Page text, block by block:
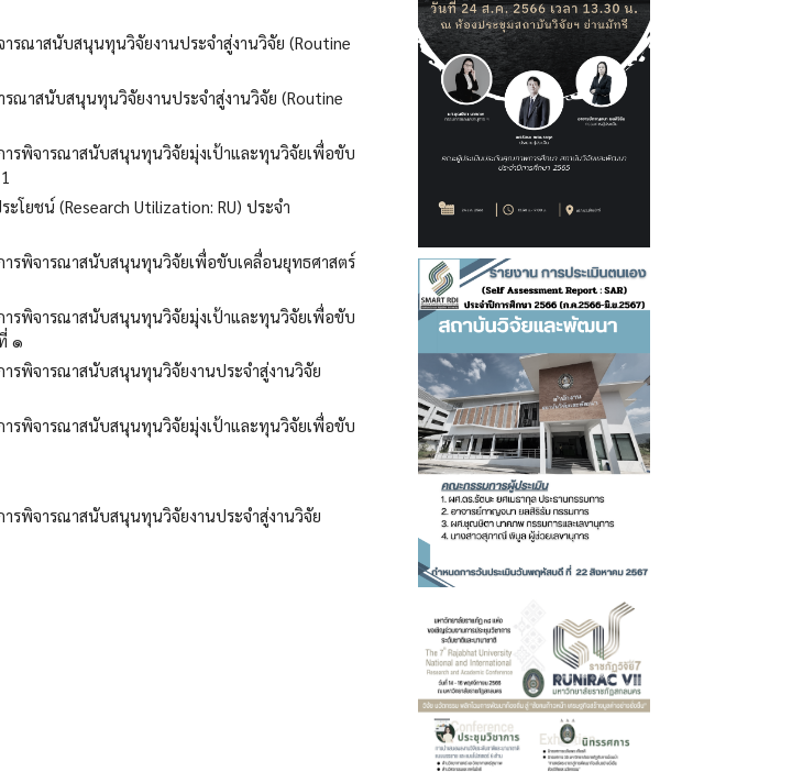
รณาสนับสนุนทุนวิจัยงานประจำสู่งานวิจัย (Routine
ณาสนับสนุนทุนวิจัยงานประจำสู่งานวิจัย (Routine
ารพิจารณาสนับสนุนทุนวิจัยมุ่งเป้าและทุนวิจัยเพื่อขับ
โยชน์ (Research Utilization: RU) ประจำ
ารพิจารณาสนับสนุนทุนวิจัยเพื่อขับเคลื่อนยุทธศาสตร์
ารพิจารณาสนับสนุนทุนวิจัยมุ่งเป้าและทุนวิจัยเพื่อขับ
๑
รพิจารณาสนับสนุนทุนวิจัยงานประจำสู่งานวิจัย
ารพิจารณาสนับสนุนทุนวิจัยมุ่งเป้าและทุนวิจัยเพื่อขับ
รพิจารณาสนับสนุนทุนวิจัยงานประจำสู่งานวิจัย